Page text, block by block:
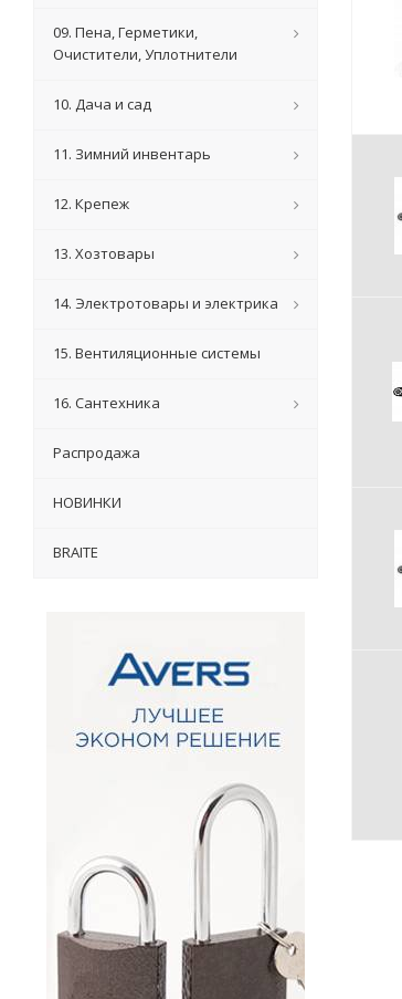
09. Пена, Герметики,
Очистители, Уплотнители
10. Дача и сад
11. Зимний инвентарь
12. Крепеж
13. Хозтовары
14. Электротовары и электрика
15. Вентиляционные системы
16. Сантехника
Распродажа
НОВИНКИ
BRAITE